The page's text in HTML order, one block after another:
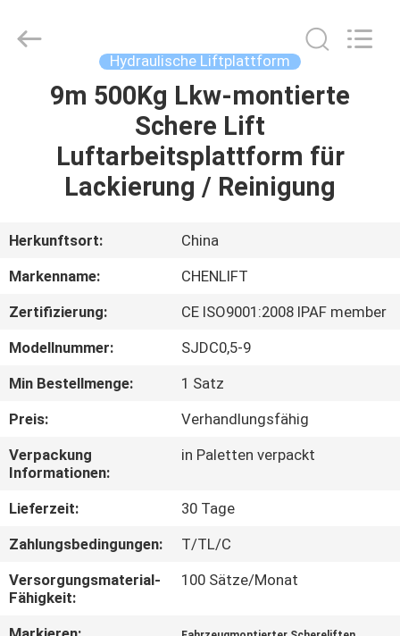
PRODUKTE
ÜBER
UNS
WERKSBESICHTIGUNG
QUALITÄTSKONTROLLE
KONTAKT
MIT
UNS
NEUIGKEITEN
BITTE UM
LTD.
Hydraulische Liftplattform
9m 500Kg Lkw-montierte
Schere Lift
Luftarbeitsplattform für
Lackierung / Reinigung
Herkunftsort:
China
Markenname:
CHENLIFT
Zertifizierung:
CE ISO9001:2008 IPAF member
Modellnummer:
SJDC0,5-9
Min Bestellmenge:
1 Satz
Preis:
Verhandlungsfähig
Verpackung
Informationen:
in Paletten verpackt
Lieferzeit:
30 Tage
Zahlungsbedingungen:
T/TL/C
Versorgungsmaterial-
Fähigkeit:
100 Sätze/Monat